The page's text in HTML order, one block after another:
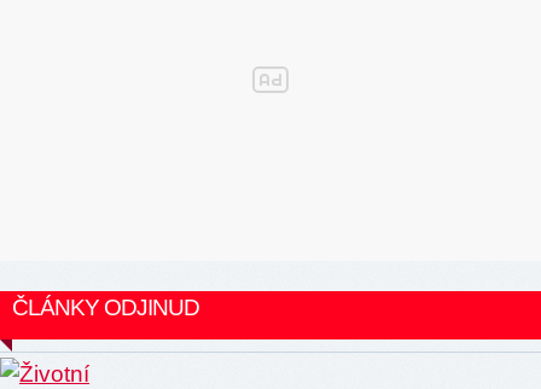
ČLÁNKY ODJINUD